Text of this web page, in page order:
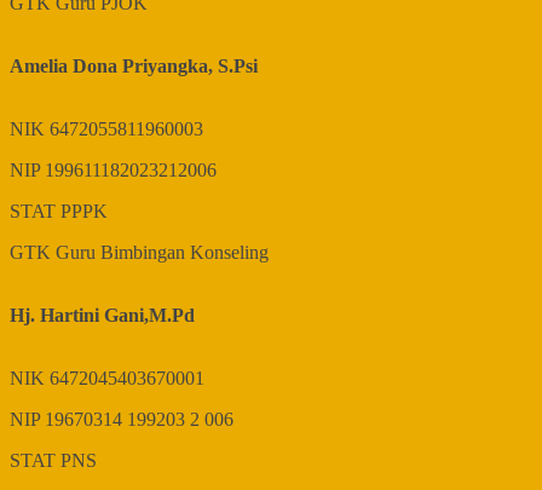
Amelia Dona Priyangka, S.Psi
NIK 6472055811960003
NIP 199611182023212006
STAT PPPK
GTK Guru Bimbingan Konseling
Hj. Hartini Gani,M.Pd
NIK 6472045403670001
NIP 19670314 199203 2 006
STAT PNS